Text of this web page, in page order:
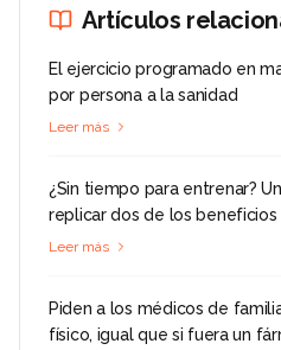
Artículos
El ejercicio programado en
por persona a la sanidad
Leer más
¿Sin tiempo para entrenar?
replicar dos de los
Leer más
Piden a los médicos de
físico, igual que si fuera un